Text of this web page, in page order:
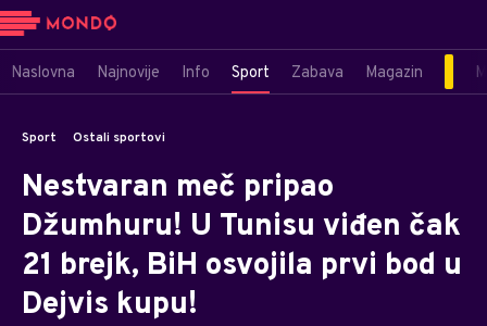
Naslovna Najnovije Info Sport Zabava Magazin
Sport Ostali sportovi
Nestvaran meč pripao
Džumhuru! U Tunisu viđen čak
21 brejk, BiH osvojila prvi bod u
Dejvis kupu!